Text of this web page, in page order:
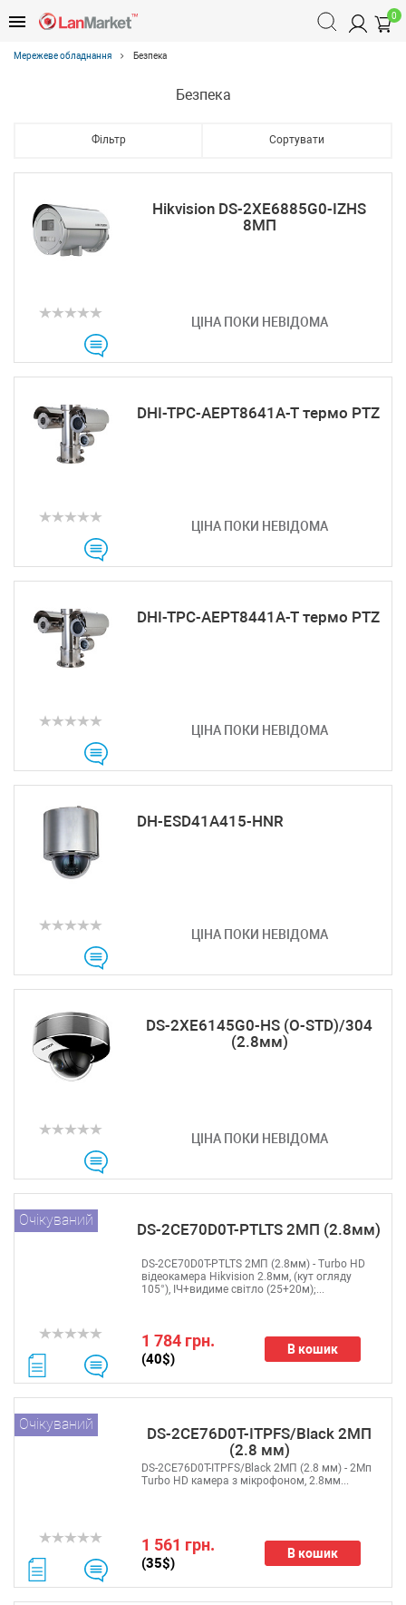
0
Мережеве обладнання Безпека
Безпека
Фільтр Сортувати
Hikvision DS-2XE6885G0-IZHS
8МП
ЦІНА ПОКИ НЕВІДОМА
DHI-TPC-AEPT8641A-T термо PTZ
ЦІНА ПОКИ НЕВІДОМА
DHI-TPC-AEPT8441A-T термо PTZ
ЦІНА ПОКИ НЕВІДОМА
DH-ESD41A415-HNR
ЦІНА ПОКИ НЕВІДОМА
DS-2XE6145G0-HS (O-STD)/304
(2.8мм)
ЦІНА ПОКИ НЕВІДОМА
DS-2CE70D0T-PTLTS 2МП (2.8мм)
Очікуваний
1 784 грн.
(40$)
В кошик
DS-2CE70D0T-PTLTS 2МП (2.8мм) - Turbo HD
відеокамера Hikvision 2.8мм, (кут огляду
105°), ІЧ+видиме світло (25+20м);...
DS-2CE76D0T-ITPFS/Black 2МП
(2.8 мм)
Очікуваний
1 561 грн.
(35$)
В кошик
DS-2CE76D0T-ITPFS/Black 2МП (2.8 мм) - 2Мп
Turbo HD камера з мікрофоном, 2.8мм...